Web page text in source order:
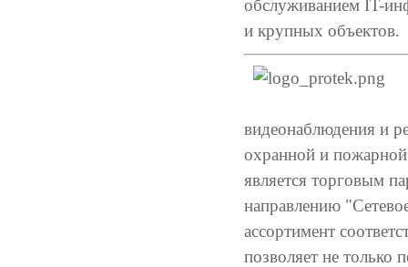
обслуживанием IT-
и крупных объектов.
видеонаблюдения и
охранной и
является торговым
направлению
ассортимент
позволяет не только